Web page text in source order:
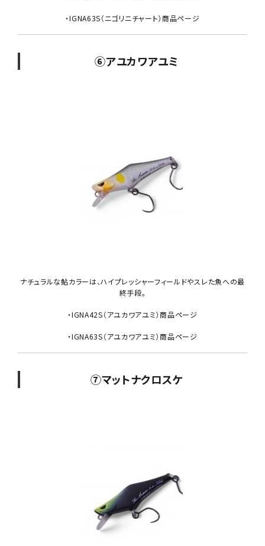
・IGNA63S（ニゴリニチャート）商品ページ
⑥アユカワアユミ
ナチュラルな鮎カラーは、ハイプレッシャーフィールドやスレた魚への最
終手段。
・IGNA42S（アユカワアユミ）商品ページ
・IGNA63S（アユカワアユミ）商品ページ
⑦マットナクロスケ